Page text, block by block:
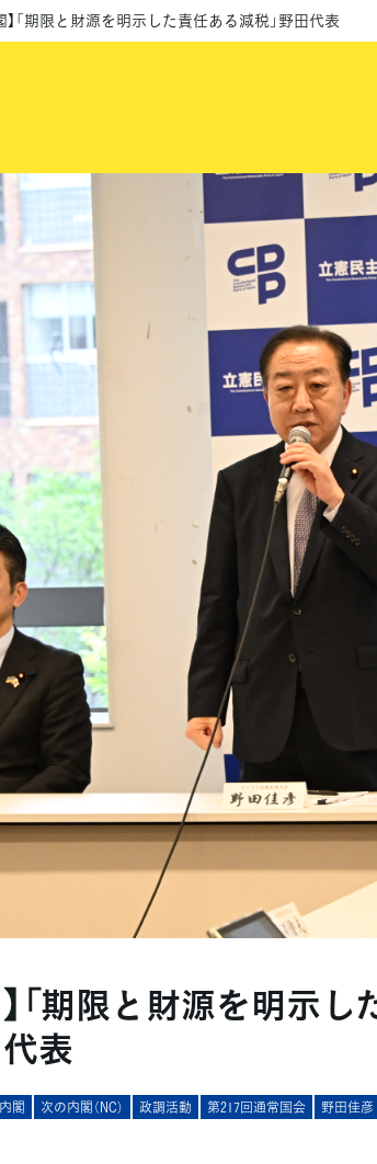
】「期限と財源を明示した責任ある減税」野田代表
「期限と財源を明示
表
閣 次の内閣（NC） 政調活動 第217回通常国会 野田佳彦